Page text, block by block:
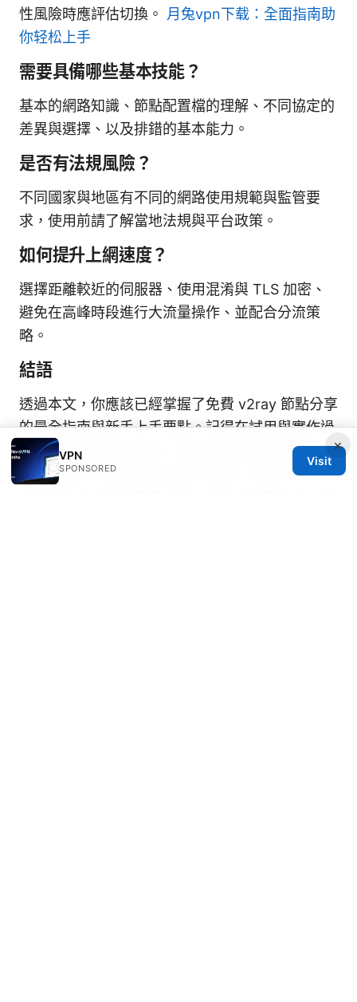
性風險時應評估切換。 月兔vpn下载：全面指南助
你轻松上手
需要具備哪些基本技能？
基本的網路知識、節點配置檔的理解、不同協定的
差異與選擇、以及排錯的基本能力。
是否有法規風險？
不同國家與地區有不同的網路使用規範與監管要
求，使用前請了解當地法規與平台政策。
如何提升上網速度？
選擇距離較近的伺服器、使用混淆與 TLS 加密、
避免在高峰時段進行大流量操作、並配合分流策
略。
結語
透過本文，你應該已經掌握了免費 v2ray 節點分享
的最全指南與新手上手要點。記得在試用與實作過
程中，保持警覺與謹慎，選擇可信賴的節點來源，
並遵循基本的安全與隱私最佳實踐。若你想了解更
×
VPN
SPONSORED
Visit